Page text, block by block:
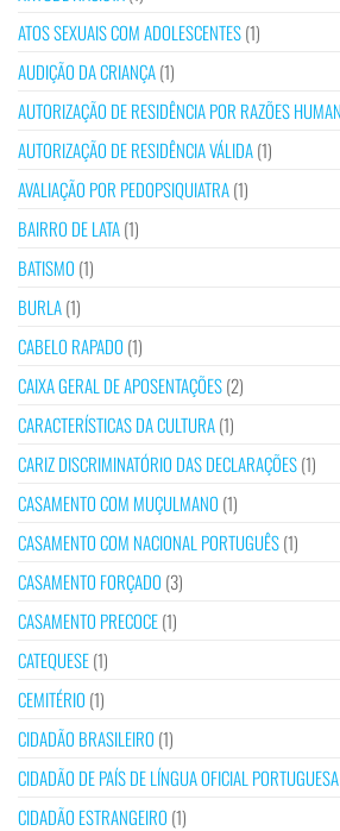
ATOS SEXUAIS COM ADOLESCENTES(1)
AUDIÇÃO DA CRIANÇA(1)
AUTORIZAÇÃO DE RESIDÊNCIA POR RAZÕES
AUTORIZAÇÃO DE RESIDÊNCIA VÁLIDA(1)
AVALIAÇÃO POR PEDOPSIQUIATRA(1)
BAIRRO DE LATA(1)
BATISMO (1)
BURLA(1)
CABELO RAPADO (1)
CAIXA GERAL DE APOSENTAÇÕES(2)
CARACTERÍSTICAS DA CULTURA(1)
CARIZ DISCRIMINATÓRIO DAS DECLARAÇÕES(1)
CASAMENTO COM MUÇULMANO (1)
CASAMENTO COM NACIONAL PORTUGUÊS(1)
CASAMENTO FORÇADO (3)
CASAMENTO PRECOCE(1)
CATEQUESE(1)
CEMITÉRIO (1)
CIDADÃO BRASILEIRO (1)
CIDADÃO DE PAÍS DE LÍNGUA OFICIAL PORTUGUESA
CIDADÃO ESTRANGEIRO (1)